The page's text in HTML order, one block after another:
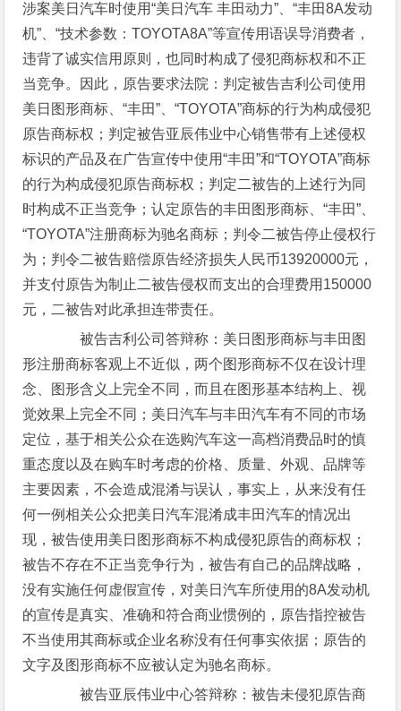
涉案美日汽车时使用“美日汽车 丰田动力”、“丰田8A发动
机”、“技术参数：TOYOTA8A”等宣传用语误导消费者，
违背了诚实信用原则，也同时构成了侵犯商标权和不正
当竞争。因此，原告要求法院：判定被告吉利公司使用
美日图形商标、“丰田”、“TOYOTA”商标的行为构成侵犯
原告商标权；判定被告亚辰伟业中心销售带有上述侵权
标识的产品及在广告宣传中使用“丰田”和“TOYOTA”商标
的行为构成侵犯原告商标权；判定二被告的上述行为同
时构成不正当竞争；认定原告的丰田图形商标、“丰田”、
“TOYOTA”注册商标为驰名商标；判令二被告停止侵权行
为；判令二被告赔偿原告经济损失人民币13920000元，
并支付原告为制止二被告侵权而支出的合理费用150000
元，二被告对此承担连带责任。
被告吉利公司答辩称：美日图形商标与丰田图
形注册商标客观上不近似，两个图形商标不仅在设计理
念、图形含义上完全不同，而且在图形基本结构上、视
觉效果上完全不同；美日汽车与丰田汽车有不同的市场
定位，基于相关公众在选购汽车这一高档消费品时的慎
重态度以及在购车时考虑的价格、质量、外观、品牌等
主要因素，不会造成混淆与误认，事实上，从来没有任
何一例相关公众把美日汽车混淆成丰田汽车的情况出
现，被告使用美日图形商标不构成侵犯原告的商标权；
被告不存在不正当竞争行为，被告有自己的品牌战略，
没有实施任何虚假宣传，对美日汽车所使用的8A发动机
的宣传是真实、准确和符合商业惯例的，原告指控被告
不当使用其商标或企业名称没有任何事实依据；原告的
文字及图形商标不应被认定为驰名商标。
被告亚辰伟业中心答辩称：被告未侵犯原告商